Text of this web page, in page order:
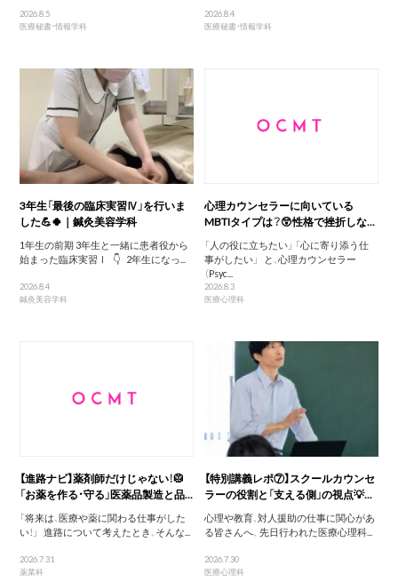
2026.8.5
医療秘書・情報学科
2026.8.4
医療秘書・情報学科
3年生「最後の臨床実習Ⅳ」を行いま
した💪🍀｜鍼灸美容学科
1年生の前期 3年生と一緒に患者役から
始まった臨床実習Ⅰ 👇 2年生になっ...
2026.8.4
鍼灸美容学科
心理カウンセラーに向いている
MBTIタイプは？😲性格で挫折しな...
「人の役に立ちたい」 「心に寄り添う仕
事がしたい」 と、心理カウンセラー
（Psyc...
2026.8.3
医療心理科
【進路ナビ】薬剤師だけじゃない！🥼
「お薬を作る・守る」医薬品製造と品...
「将来は、医療や薬に関わる仕事がした
い！」 進路について考えたとき、そんな...
2026.7.31
薬業科
【特別講義レポ⑦】スクールカウンセ
ラーの役割と「支える側」の視点💡...
心理や教育、対人援助の仕事に関心があ
る皆さんへ、 先日行われた医療心理科...
2026.7.30
医療心理科